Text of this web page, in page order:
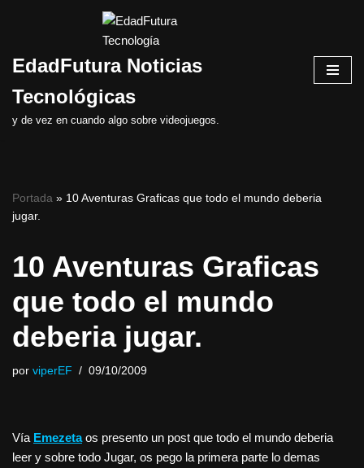
al
EdadFutura Noticias
Tecnológicas
y de vez en cuando algo sobre videojuegos.
Portada » 10 Aventuras Graficas que todo el mundo deberia
jugar.
10 Aventuras Graficas
que todo el mundo
deberia jugar.
por viperEF 09/10/2009
Vía Emezetaos presento un post que todo el mundo deberia
leer y sobre todo Jugar, os pego la primera parte lo demas